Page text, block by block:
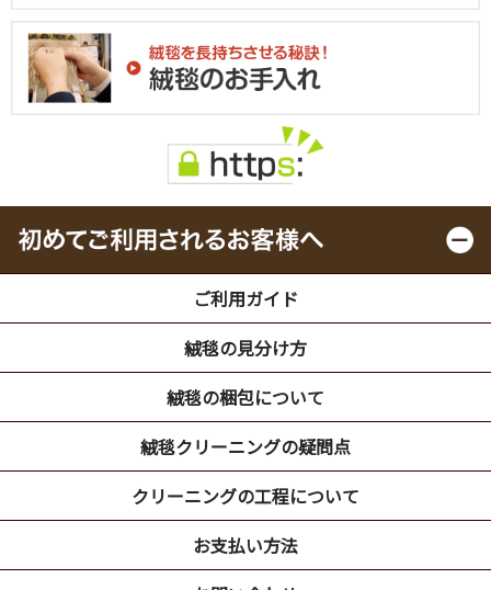
ご利用ガイド
絨毯の見分け方
絨毯の梱包について
絨毯クリーニングの疑問点
クリーニングの工程について
お支払い方法